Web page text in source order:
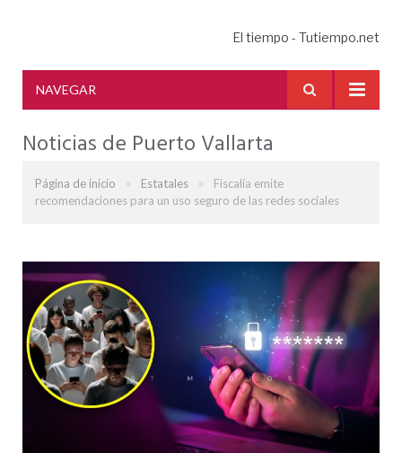
El tiempo - Tutiempo.net
NAVEGAR
Noticias de Puerto Vallarta
Página de inicio » Estatales »
Fiscalía emite
recomendaciones para un uso seguro de las redes sociales